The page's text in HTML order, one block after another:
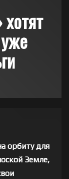
орбиту для
Земле,